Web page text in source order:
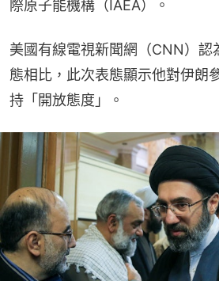
際原子能機構（IAEA）。
美國有線電視新聞網（CNN）認
態相比，此次表態顯示他對伊朗
持「開放態度」。